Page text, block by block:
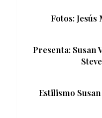
Fotos:
Presenta: Susan
Estilismo